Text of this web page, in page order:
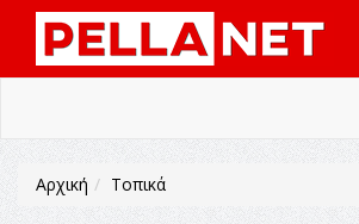
Αρχική Τοπικά